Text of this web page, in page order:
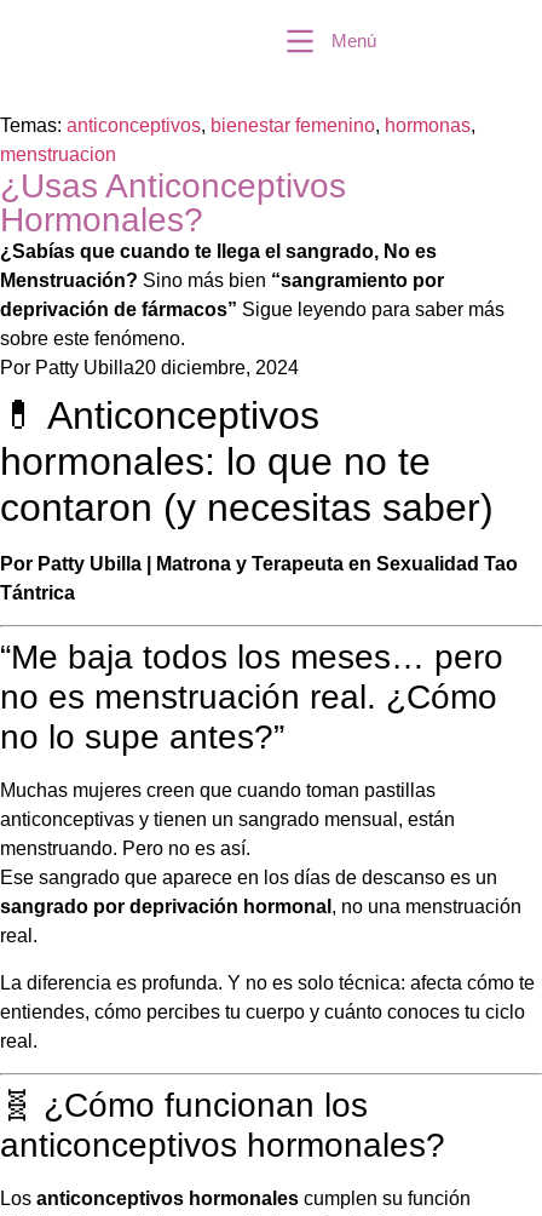
Menú
Temas: anticonceptivos, bienestar femenino, hormonas,
menstruacion
¿Usas Anticonceptivos
Hormonales?
¿Sabías que cuando te llega el sangrado, No es
Menstruación? Sino más bien “sangramiento por
deprivación de fármacos” Sigue leyendo para saber más
sobre este fenómeno.
Por Patty Ubilla20 diciembre, 2024
💊 Anticonceptivos
hormonales: lo que no te
contaron (y necesitas saber)
Por Patty Ubilla | Matrona y Terapeuta en Sexualidad Tao
Tántrica
“Me baja todos los meses… pero
no es menstruación real. ¿Cómo
no lo supe antes?”
Muchas mujeres creen que cuando toman pastillas
anticonceptivas y tienen un sangrado mensual, están
menstruando. Pero no es así.
Ese sangrado que aparece en los días de descanso es un
sangrado por deprivación hormonal , no una menstruación
real.
La diferencia es profunda. Y no es solo técnica: afecta cómo te
entiendes, cómo percibes tu cuerpo y cuánto conoces tu ciclo
real.
🧬 ¿Cómo funcionan los
anticonceptivos hormonales?
Los anticonceptivos hormonales cumplen su función